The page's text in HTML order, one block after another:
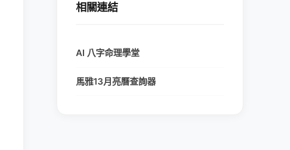
相關連結
AI 八字命理學堂
馬雅13月亮曆查詢器